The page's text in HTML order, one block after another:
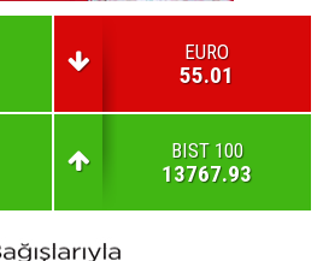
EURO
55.01
BIST 100
13767.93